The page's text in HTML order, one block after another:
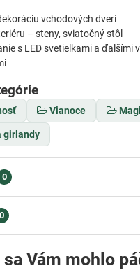
vchodových dverí
– steny, sviatočný stôl
s LED svetielkami a ďalšími
Vianoce
girlandy
0
0
Vám mohlo